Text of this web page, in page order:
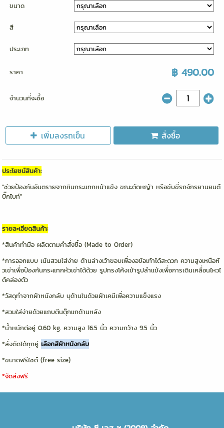
ขนาด
สี
ประเภท
ราคา ฿ 490.00
จำนวนที่จะซื้อ
เพิ่มลงรถเข็น สั่งซื้อ
ประโยชน์สินค้า:
"ช่วยป้องกันอันตรายจากหินกระแทกหน้าแข้ง ขณะตัดหญ้า หรือขับขี่รถจักรยานยนต์
บิ๊กไบท์"
รายละเอียดสินค้า:
*สินค้าทำมือ ผลิตตามคำสั่งซื้อ (Made to Order)
*การออกแบบ เน้นสวมใส่ง่าย ด้านล่างเว้าขอบเพื่องอข้อเท้าได้สะดวก ความสูงเหนือหั
วเข่าเพื่อป้องกันกระแทกหัวเข่าได้ด้วย รูปทรงโค้งเข้ารูปลำแข้งเพื่อการเดินเคลื่อนไหวไ
ด้คล่องตัว
*วัสดุทำจากผ้าหนังกลับ บุด้านในด้วยผ้าเคมีเพื่อความแข็งแรง
*สวมใส่ง่ายด้วยแถบตีนตุ๊กแกด้านหลัง
*น้ำหนักต่อคู่ 0.60 kg. ความสูง 16.5 นิ้ว ความกว้าง 9.5 นิ้ว
*สั่งตัดได้ทุกคู่เลือกสีผ้าหน้งกลับ
*ขนาดฟรีไซด์ (free size)
*จัดส่งฟรี